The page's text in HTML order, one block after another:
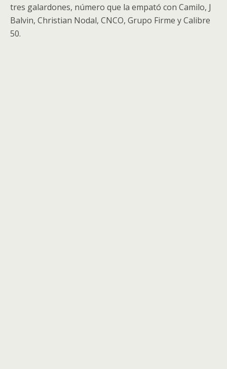
tres galardones, número que la empató con Camilo, J
Balvin, Christian Nodal, CNCO, Grupo Firme y Calibre
50.